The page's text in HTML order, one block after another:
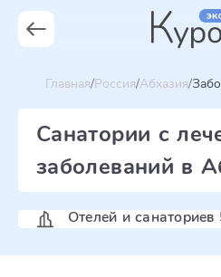
Главная Россия Абхазия
Санатории с
заболеваний в
Отелей и санаториев